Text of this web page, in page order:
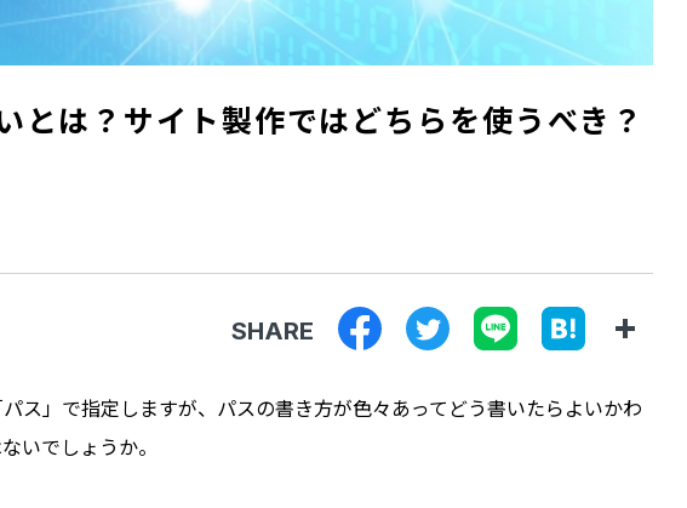
とは？サイト製作ではどちらを使うべき？
SHARE
ス」で指定しますが、パスの書き方が色々あってどう書いたらよいかわ
いでしょうか。